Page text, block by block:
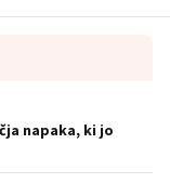
napaka, ki jo